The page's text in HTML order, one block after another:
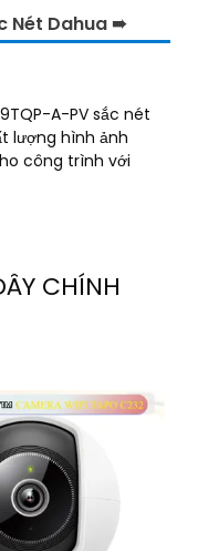
Nét Dahua ➠
A-PV sắc nét
lượng hình ảnh
CHÍNH